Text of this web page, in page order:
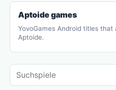
Aptoide games
YovoGames Android titles that
Aptoide.